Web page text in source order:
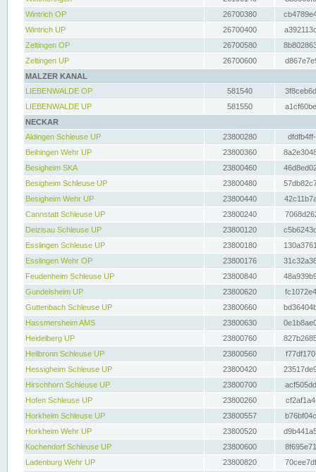
Wintrich OP
26700380
Wintrich UP
26700400
Zeltingen OP
26700580
Zeltingen UP
26700600
MALZER KANAL
LIEBENWALDE OP
581540
LIEBENWALDE UP
581550
NECKAR
Aldingen Schleuse UP
23800280
Beihingen Wehr UP
23800360
Besigheim SKA
23800460
Besigheim Schleuse UP
23800480
Besigheim Wehr UP
23800440
Cannstatt Schleuse UP
23800240
Deizisau Schleuse UP
23800120
Esslingen Schleuse UP
23800180
Esslingen Wehr OP
23800176
Feudenheim Schleuse UP
23800840
Gundelsheim UP
23800620
Guttenbach Schleuse UP
23800660
Hassmersheim AMS
23800630
Heidelberg UP
23800760
Heilbronn Schleuse UP
23800560
Hessigheim Schleuse UP
23800420
Hirschhorn Schleuse UP
23800700
Hofen Schleuse UP
23800260
Horkheim Schleuse UP
23800557
Horkheim Wehr UP
23800520
Kochendorf Schleuse UP
23800600
Ladenburg Wehr UP
23800820